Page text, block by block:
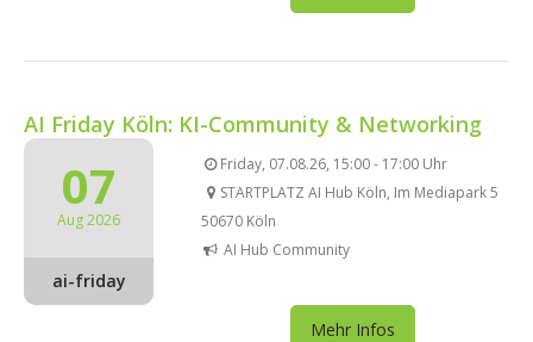
AI Friday Köln: KI-Community & Networking
07
Aug 2026
ai-friday
Friday, 07.08.26, 15:00 - 17:00 Uhr
STARTPLATZ AI Hub Köln, Im Mediapark 5
50670 Köln
AI Hub Community
Mehr Infos